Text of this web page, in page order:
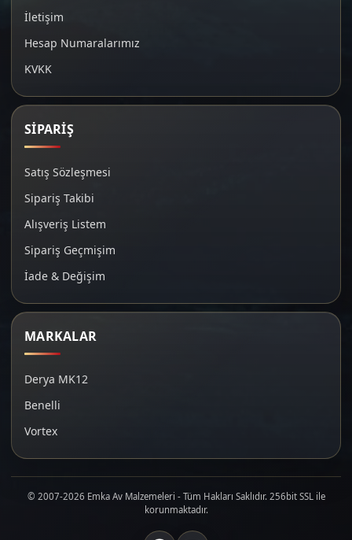
İletişim
Hesap Numaralarımız
KVKK
SİPARİŞ
Satış Sözleşmesi
Sipariş Takibi
Alışveriş Listem
Sipariş Geçmişim
İade & Değişim
MARKALAR
Derya MK12
Benelli
Vortex
© 2007-2026 Emka Av Malzemeleri - Tüm Hakları Saklıdır. 256bit SSL ile
korunmaktadır.